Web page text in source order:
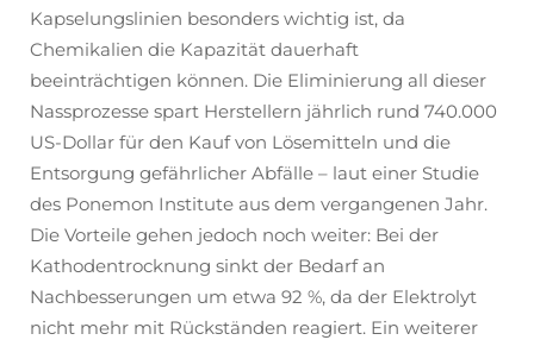
Kapselungslinien besonders wichtig ist, da
Chemikalien die Kapazität dauerhaft
beeinträchtigen können. Die Eliminierung all dieser
Nassprozesse spart Herstellern jährlich rund 740.000
US-Dollar für den Kauf von Lösemitteln und die
Entsorgung gefährlicher Abfälle – laut einer Studie
des Ponemon Institute aus dem vergangenen Jahr.
Die Vorteile gehen jedoch noch weiter: Bei der
Kathodentrocknung sinkt der Bedarf an
Nachbesserungen um etwa 92 %, da der Elektrolyt
nicht mehr mit Rückständen reagiert. Ein weiterer